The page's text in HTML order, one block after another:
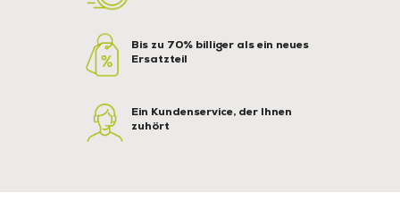
Bis zu 70% billiger als ein neues
Ersatzteil
Ein Kundenservice, der Ihnen
zuhört